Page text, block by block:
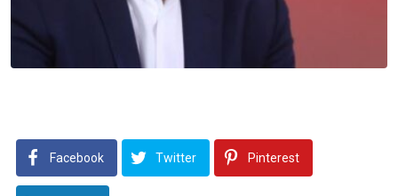
Facebook Twitter Pinterest